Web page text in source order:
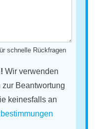
schnelle Rückfragen
Wir verwenden
zur Beantwortung
keinesfalls an